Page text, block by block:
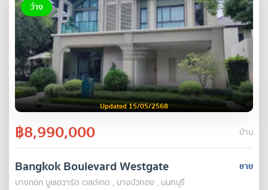
ว่าง
Updated 15/05/2568
฿8,990,000 บ้าน
ขาย
Bangkok Boulevard Westgate
บางกอก บูเลอวาร์ด เวสต์เกต , บางบัวทอง , นนทบุรี